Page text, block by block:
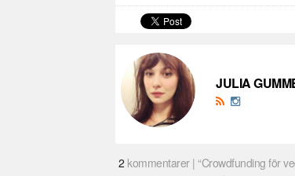
JULIA
2 kommentarer | “Crowdfunding för